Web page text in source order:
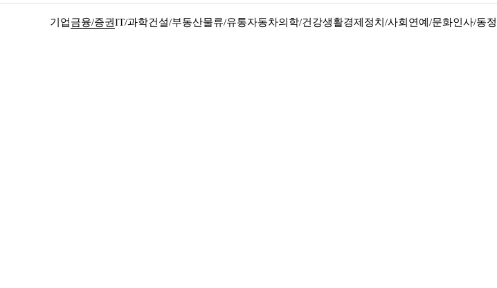
기업금융/증권IT/과학건설/부동산물류/유통자동차의학/건강생활경제 정치/사회 연예/문화인사/동정